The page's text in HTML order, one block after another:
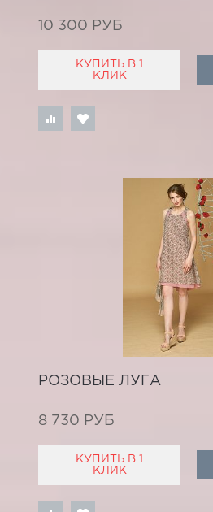
10 300 РУБ
КУПИТЬ В 1
КЛИК
РОЗОВЫЕ ЛУГА
8 730 РУБ
КУПИТЬ В 1
КЛИК